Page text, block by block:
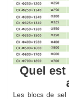
Quel
Les blocs de sel